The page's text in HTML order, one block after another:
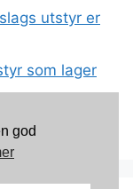
utstyr er
som lager
god